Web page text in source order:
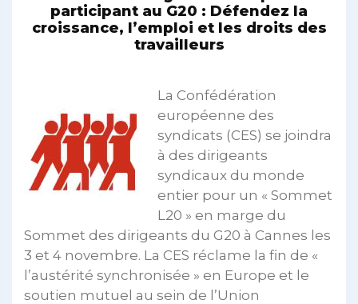
participant au G20 : Défendez la
croissance, l’emploi et les droits des
travailleurs
La Confédération
européenne des
syndicats (CES) se joindra
à des dirigeants
syndicaux du monde
entier pour un « Sommet
L20 » en marge du
Sommet des dirigeants du G20 à Cannes les
3 et 4 novembre. La CES réclame la fin de «
l’austérité synchronisée » en Europe et le
soutien mutuel au sein de l’Union